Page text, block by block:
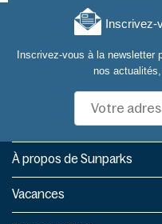
Inscrivez-
Inscrivez-vous à la newsletter
nos
À propos de Sunparks
Vacances